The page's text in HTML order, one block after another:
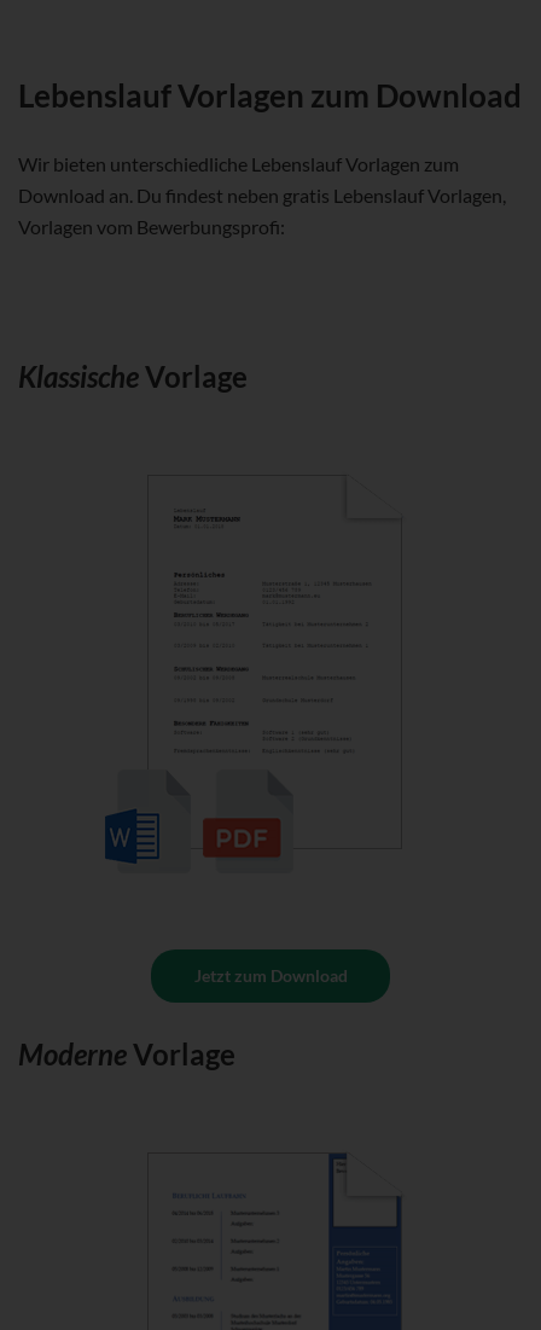
Lebenslauf Vorlagen zum Download
Wir bieten unterschiedliche Lebenslauf Vorlagen zum
Download an. Du findest neben gratis Lebenslauf Vorlagen,
Vorlagen vom Bewerbungsprofi:
KlassischeVorlage
Jetzt zum Download
ModerneVorlage